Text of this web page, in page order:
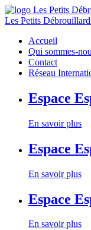
Les Petits
Accueil
Qui sommes-
Contact
Réseau
Espace
En savoir plus
Espace
En savoir plus
Espace
En savoir plus